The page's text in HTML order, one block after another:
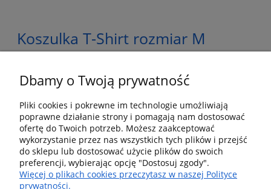
Koszulka T-Shirt rozmiar M
FAN 577759
99,00 zł
do koszyka
Dbamy o Twoją prywatność
Pliki cookies i pokrewne im technologie umożliwiają
poprawne działanie strony i pomagają nam dostosować
ofertę do Twoich potrzeb. Możesz zaakceptować
wykorzystanie przez nas wszystkich tych plików i przejść
do sklepu lub dostosować użycie plików do swoich
preferencji, wybierając opcję "Dostosuj zgody".
Więcej o plikach cookies przeczytasz w naszej Polityce
prywatności.